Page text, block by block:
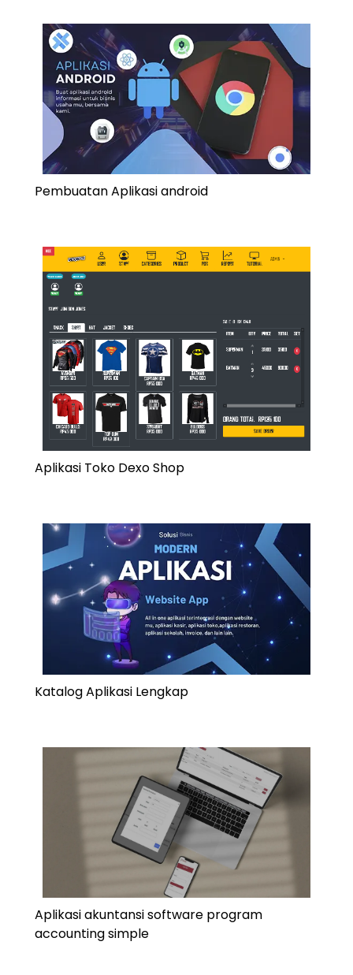
Pembuatan Aplikasi android
Aplikasi Toko Dexo Shop
Katalog Aplikasi Lengkap
Aplikasi akuntansi software program
accounting simple